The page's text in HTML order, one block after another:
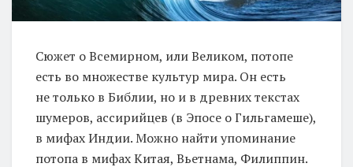
Сюжет о Всемирном, или Великом, потопе
есть во множестве культур мира. Он есть
не только в Библии, но и в древних текстах
шумеров, ассирийцев (в Эпосе о Гильгамеше),
в мифах Индии. Можно найти упоминание
потопа в мифах Китая, Вьетнама, Филиппин.